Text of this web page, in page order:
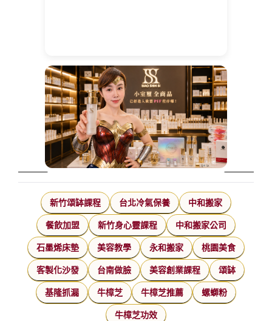
新竹頌缽課程 台北冷氣保養 中和搬家
餐飲加盟 新竹身心靈課程 中和搬家公司
石墨烯床墊 美容教學 永和搬家 桃園美食
客製化沙發 台南做臉 美容創業課程 頌缽
基隆抓漏 牛樟芝 牛樟芝推薦 螺螄粉
牛樟芝功效